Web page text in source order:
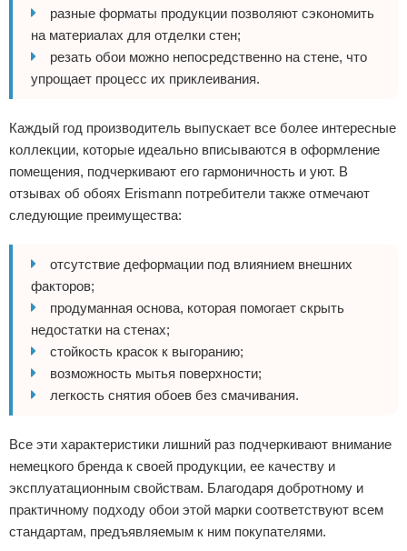
разные форматы продукции позволяют сэкономить
на материалах для отделки стен;
резать обои можно непосредственно на стене, что
упрощает процесс их приклеивания.
Каждый год производитель выпускает все более интересные
коллекции, которые идеально вписываются в оформление
помещения, подчеркивают его гармоничность и уют. В
отзывах об обоях Erismann потребители также отмечают
следующие преимущества:
отсутствие деформации под влиянием внешних
факторов;
продуманная основа, которая помогает скрыть
недостатки на стенах;
стойкость красок к выгоранию;
возможность мытья поверхности;
легкость снятия обоев без смачивания.
Все эти характеристики лишний раз подчеркивают внимание
немецкого бренда к своей продукции, ее качеству и
эксплуатационным свойствам. Благодаря добротному и
практичному подходу обои этой марки соответствуют всем
стандартам, предъявляемым к ним покупателями.